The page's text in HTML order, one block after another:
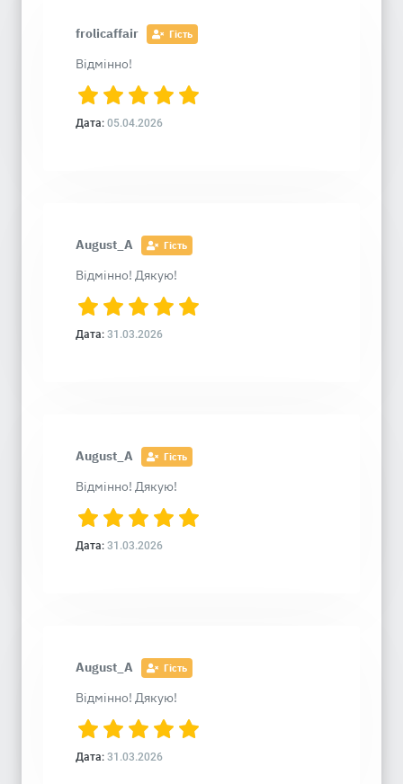
frolicaffair Гість
Відмінно!
Дата: 05.04.2026
August_A Гість
Відмінно! Дякую!
Дата: 31.03.2026
August_A Гість
Відмінно! Дякую!
Дата: 31.03.2026
August_A Гість
Відмінно! Дякую!
Дата: 31.03.2026